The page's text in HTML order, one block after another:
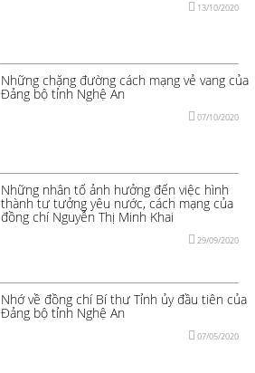
13/10/2020
Những chặng đường cách mạng vẻ vang của
Đảng bộ tỉnh Nghệ An
07/10/2020
Những nhân tố ảnh hưởng đến việc hình
thành tư tưởng yêu nước, cách mạng của
đồng chí Nguyễn Thị Minh Khai
29/09/2020
Nhớ về đồng chí Bí thư Tỉnh ủy đầu tiên của
Đảng bộ tỉnh Nghệ An
07/05/2020